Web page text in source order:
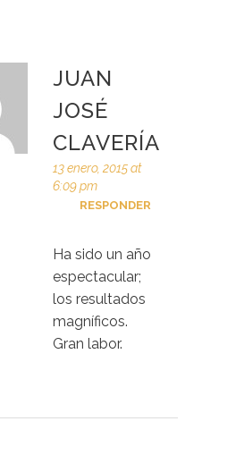
JUAN
JOSÉ
CLAVERÍA
13 enero, 2015 at
6:09 pm
RESPONDER
Ha sido un año
espectacular;
los resultados
magníficos.
Gran labor.